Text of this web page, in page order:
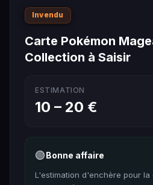
Invendu
Carte Pokémon
Collection à Saisir
ESTIMATION
10 – 20 €
🟢Bonne affaire
L'estimation d'enchère pour la